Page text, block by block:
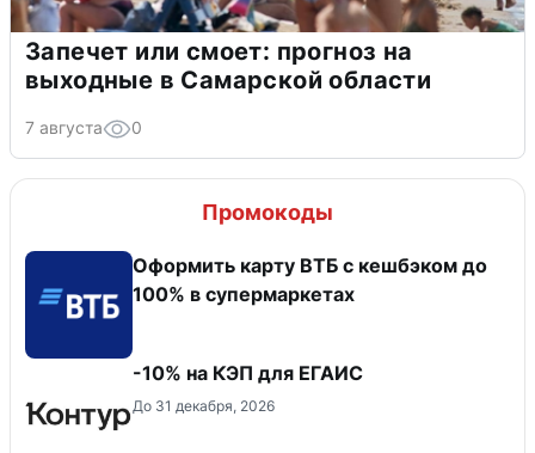
Запечет или смоет: прогноз на
выходные в Самарской области
7 августа 0
Промокоды
Оформить карту ВТБ с кешбэком до
100% в супермаркетах
-10% на КЭП для ЕГАИС
До 31 декабря, 2026